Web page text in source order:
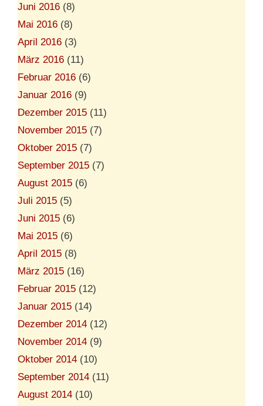
Juni 2016 (8)
Mai 2016 (8)
April 2016 (3)
März 2016 (11)
Februar 2016 (6)
Januar 2016 (9)
Dezember 2015 (11)
November 2015 (7)
Oktober 2015 (7)
September 2015 (7)
August 2015 (6)
Juli 2015 (5)
Juni 2015 (6)
Mai 2015 (6)
April 2015 (8)
März 2015 (16)
Februar 2015 (12)
Januar 2015 (14)
Dezember 2014 (12)
November 2014 (9)
Oktober 2014 (10)
September 2014 (11)
August 2014 (10)